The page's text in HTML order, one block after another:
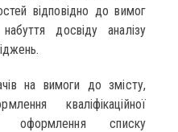
відповідно до вимог
досвіду аналізу
на вимоги до змісту,
кваліфікаційної
оформлення списку